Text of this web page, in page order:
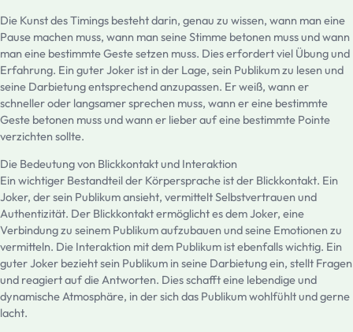
Die Kunst des Timings besteht darin, genau zu wissen, wann man eine
Pause machen muss, wann man seine Stimme betonen muss und wann
man eine bestimmte Geste setzen muss. Dies erfordert viel Übung und
Erfahrung. Ein guter Joker ist in der Lage, sein Publikum zu lesen und
seine Darbietung entsprechend anzupassen. Er weiß, wann er
schneller oder langsamer sprechen muss, wann er eine bestimmte
Geste betonen muss und wann er lieber auf eine bestimmte Pointe
verzichten sollte.
Die Bedeutung von Blickkontakt und Interaktion
Ein wichtiger Bestandteil der Körpersprache ist der Blickkontakt. Ein
Joker, der sein Publikum ansieht, vermittelt Selbstvertrauen und
Authentizität. Der Blickkontakt ermöglicht es dem Joker, eine
Verbindung zu seinem Publikum aufzubauen und seine Emotionen zu
vermitteln. Die Interaktion mit dem Publikum ist ebenfalls wichtig. Ein
guter Joker bezieht sein Publikum in seine Darbietung ein, stellt Fragen
und reagiert auf die Antworten. Dies schafft eine lebendige und
dynamische Atmosphäre, in der sich das Publikum wohlfühlt und gerne
lacht.